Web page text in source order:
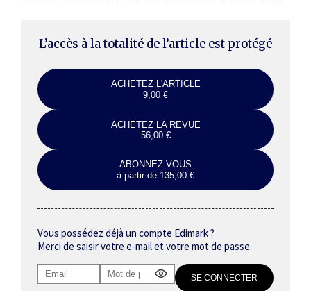
L’accès à la totalité de l’article est protégé
ACHETEZ L'ARTICLE
9,00 €
ACHETEZ LA REVUE
56,00 €
ABONNEZ-VOUS
à partir de 135,00 €
Vous possédez déjà un compte Edimark ?
Merci de saisir votre e-mail et votre mot de passe.